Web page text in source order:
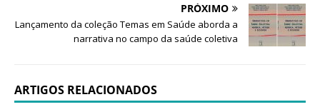
PRÓXIMO
Lançamento da coleção Temas em Saúde aborda a
narrativa no campo da saúde coletiva
ARTIGOS RELACIONADOS